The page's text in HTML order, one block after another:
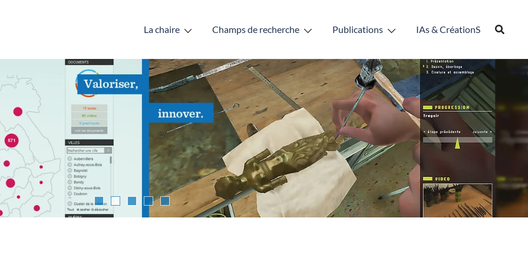
La chaire Champs de recherche Publications IAs & CréationS